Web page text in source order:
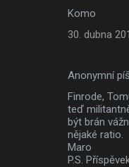
Komo
30. dubna
Anonymní
Finrode,
teď
být brán
nějaké ratio.
Maro
P.S.